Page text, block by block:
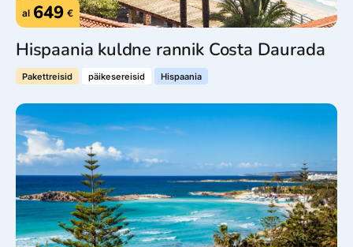
al 649 €
Hispaania kuldne rannik Costa Daurada
Pakettreisid päikesereisid Hispaania